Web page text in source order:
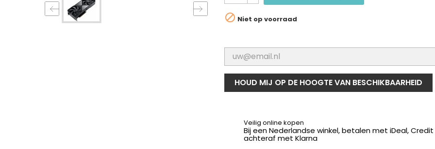
 Niet op voorraad
HOUD MIJ OP DE HOOGTE VAN BESCHIKBAARHEID
Veilig online kopen
Bij een Nederlandse winkel, betalen met iDeal,
achteraf met Klarna